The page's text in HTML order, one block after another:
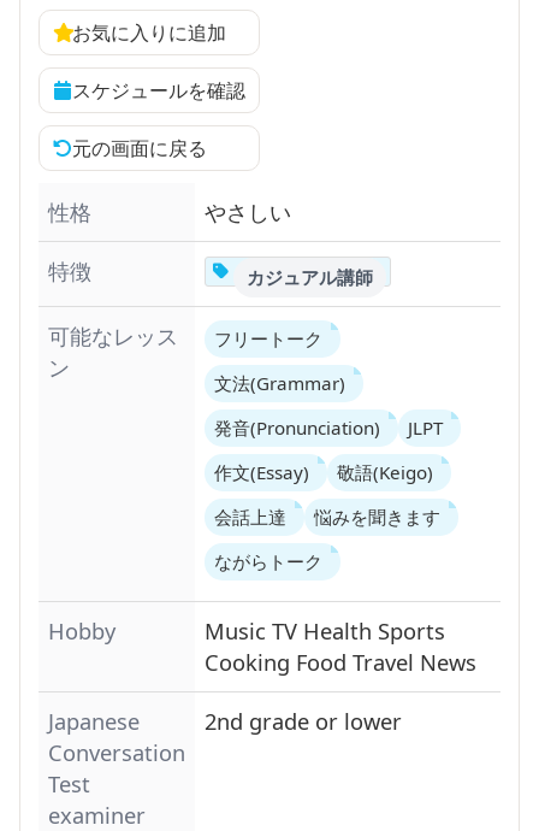
お気に入りに追加
スケジュールを確認
元の画面に戻る
性格
やさしい
特徴
カジュアル講師
可能なレッス
ン
フリートーク
文法(Grammar)
発音(Pronunciation)
JLPT
作文(Essay)
敬語(Keigo)
会話上達
悩みを聞きます
ながらトーク
Hobby Music TV Health Sports
Cooking Food Travel News
Japanese
Conversation
Test
examiner
2nd grade or lower